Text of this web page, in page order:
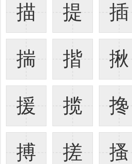
描 提 插
揣 揩 揪
援 揽 搀
搏 搓 搔